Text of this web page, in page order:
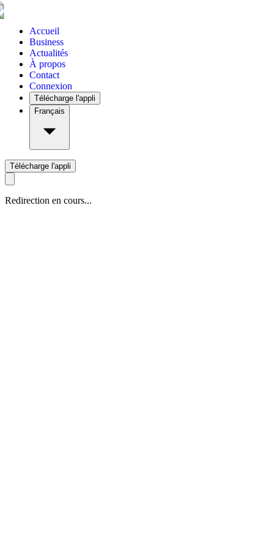
Accueil
Business
Actualités
À propos
Contact
Connexion
Télécharge l'appli
Français
Télécharge l'appli
Redirection en cours...